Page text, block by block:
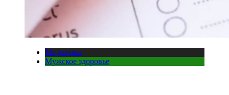
Медицина
Мужское здоровье